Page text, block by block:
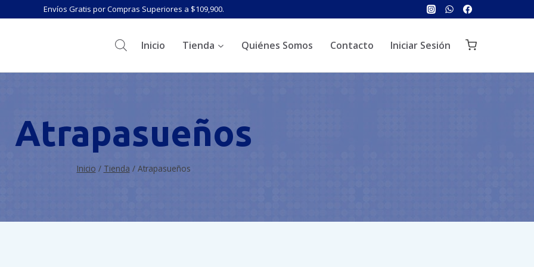
Envíos Gratis por Compras Superiores a $109,900.
Inicio Tienda Quiénes Somos Contacto Iniciar Sesión
Atrapasueños
Inicio / Tienda / Atrapasueños